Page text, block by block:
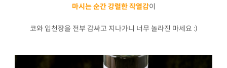
마시는 순간 강렬한 작열감이
코와 입천장을 전부 감싸고 지나가니 너무 놀라진 마세요 :)